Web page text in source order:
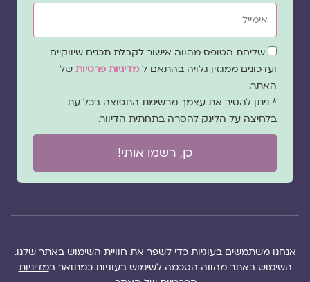
אימייל
שדהשליחת הטופס מהווה אישור לקבלת תכנים שיווקיים
ועדכונים ממגזין גלויה בהתאם למדיניות פרטיות של
האתר.
* ניתן להסיר את עצמך מרשימת התפוצה בכל עת
בלחיצה על הלינק להסרה בתחתית הדיוור.
כן, רשמו אותי!
הזכויות של מגזין
של
שגגה
הוקם ב ❤ על ידי –
לימונדה 2.0
| מיתוג:
מפת אתר|